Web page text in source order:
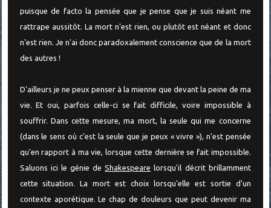
puisque de facto la pensée que je pense que je suis néant me
rattrape aussitôt. La mort n'est rien, ou plutôt est néant et donc
n'est rien. Je n'ai donc paradoxalement conscience que de la mort
des autres !
D'ailleurs je ne peux penser à la mienne que devant la peine de ma
vie. Et oui, parfois celle-ci se fait difficile, voire impossible à
souffrir. Dans cette mesure, ma mort, la seule qui me concerne
(dans le sens où c'est la seule que je peux « vivre »), n'est pensée
qu'en rapport à ma vie, lorsque cette dernière se fait impossible.
Saluons ici le génie deShakespeare lorsqu'il décrit brillamment
cette situation. La mort est choix lorsqu'elle est sortie d'un
contexte aporétique. Le chap de douleurs que peut devenir ma